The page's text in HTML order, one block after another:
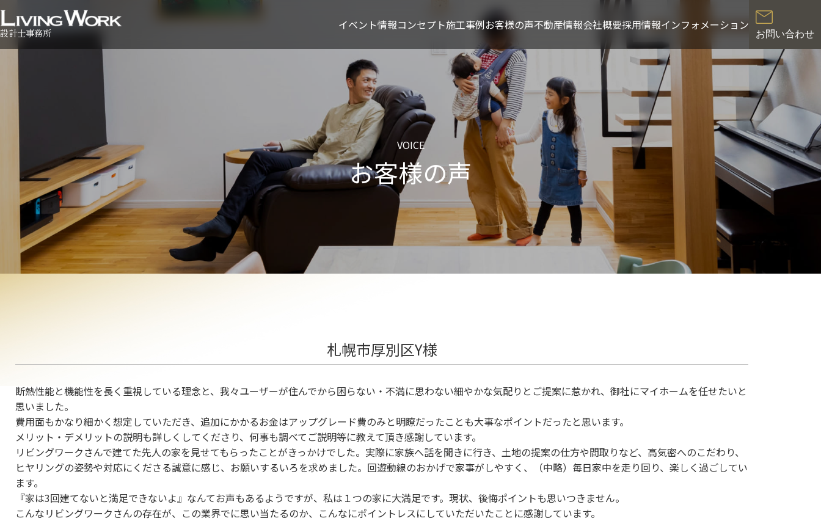
設計士事務所
イベント情報コンセプト施工事例お客様の声不動産情報会社概要採用情報インフォメーション
お問い合わせ
VOICE
お客様の声
札幌市厚別区Y様
断熱性能と機能性を長く重視している理念と、我々ユーザーが住んでから困らない・不満に思わない細やかな気配りとご提案に惹かれ、御社にマイホームを任せたいと
思いました。
費用面もかなり細かく想定していただき、追加にかかるお金はアップグレード費のみと明瞭だったことも大事なポイントだったと思います。
メリット・デメリットの説明も詳しくしてくださり、何事も調べてご説明等に教えて頂き感謝しています。
リビングワークさんで建てた先人の家を見せてもらったことがきっかけでした。実際に家族へ話を聞きに行き、土地の提案の仕方や間取りなど、高気密へのこだわり、
ヒヤリングの姿勢や対応にくださる誠意に感じ、お願いするいろを求めました。回遊動線のおかげで家事がしやすく、（中略）毎日家中を走り回り、楽しく過ごしてい
ます。
『家は3回建てないと満足できないよ』なんてお声もあるようですが、私は１つの家に大満足です。現状、後悔ポイントも思いつきません。
こんなリビングワークさんの存在が、この業界でに思い当たるのか、こんなにポイントレスにしていただいたことに感謝しています。